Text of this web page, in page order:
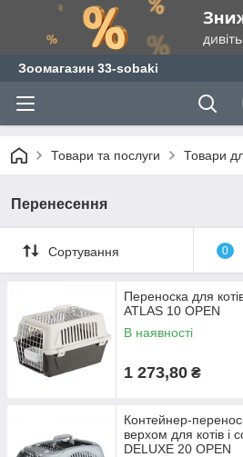
Зоомагазин 33-sobaki
Товари та послуги Товари
Перенесення
Сортування 0
Переноска для
ATLAS 10 OPEN
В наявності
1 273,80 ₴
Контейнер-
верхом для котів і
DELUXE 20 OPEN